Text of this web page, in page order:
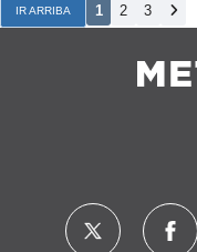
IR ARRIBA 1 2 3